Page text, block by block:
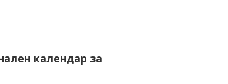
календар за